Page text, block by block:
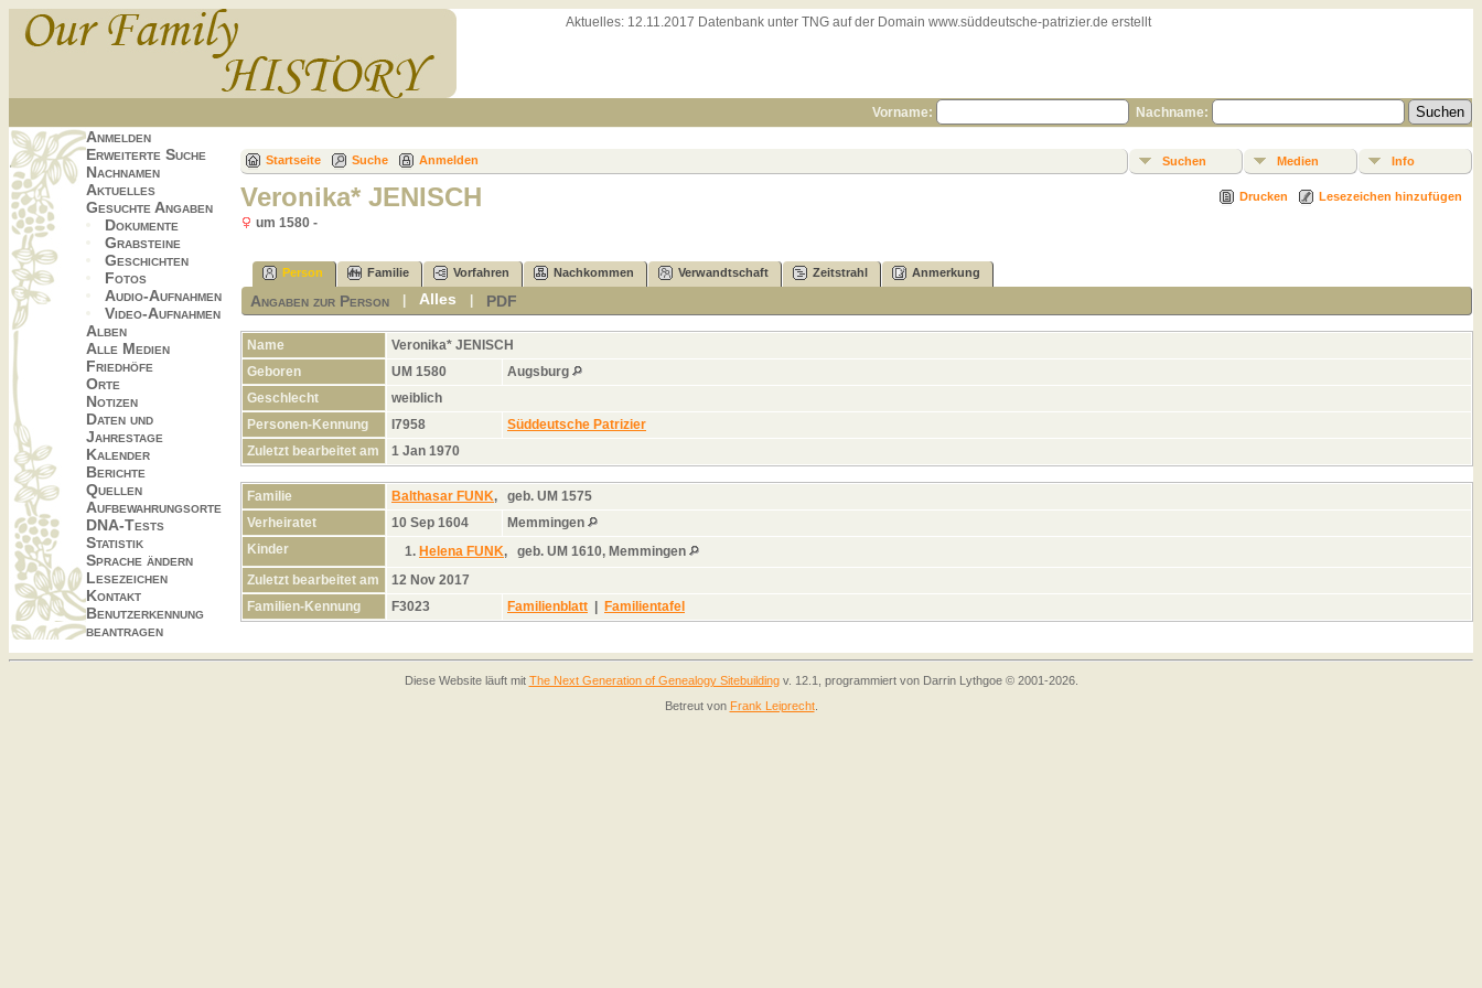
Aktuelles: 12.11.2017 Datenbank unter TNG auf der Domain www.süddeutsche-patrizier.de erstellt
Vorname: Nachname:
Anmelden
Erweiterte Suche
Nachnamen
Aktuelles
Gesuchte Angaben
Dokumente
Grabsteine
Geschichten
Fotos
Audio-Aufnahmen
Video-Aufnahmen
Alben
Alle Medien
Friedhöfe
Orte
Notizen
Daten und
Jahrestage
Kalender
Berichte
Quellen
Aufbewahrungsorte
DNA-Tests
Statistik
Sprache ändern
Lesezeichen
Kontakt
Benutzerkennung
beantragen
Startseite Suche Anmelden Suchen Medien Info
Drucken Lesezeichen hinzufügen
Veronika* JENISCH
um 1580 -
Person Familie Vorfahren Nachkommen Verwandtschaft Zeitstrahl Anmerkung
Angaben zur Person |Alles PDF
Name Veronika* JENISCH
Geboren
UM 1580
Augsburg
Geschlecht
weiblich
Personen-Kennung
I7958
Süddeutsche Patrizier
Zuletzt bearbeitet am
1 Jan 1970
Familie Balthasar FUNK, geb. UM 1575
Verheiratet
10 Sep 1604
Memmingen
Kinder
1. Helena FUNK, geb. UM 1610, Memmingen
Zuletzt bearbeitet am
12 Nov 2017
Familien-Kennung
F3023 Familienblatt | Familientafel
Diese Website läuft mit The Next Generation of Genealogy Sitebuildingv. 12.1, programmiert von Darrin Lythgoe © 2001-2026.
Betreut von Frank Leiprecht.